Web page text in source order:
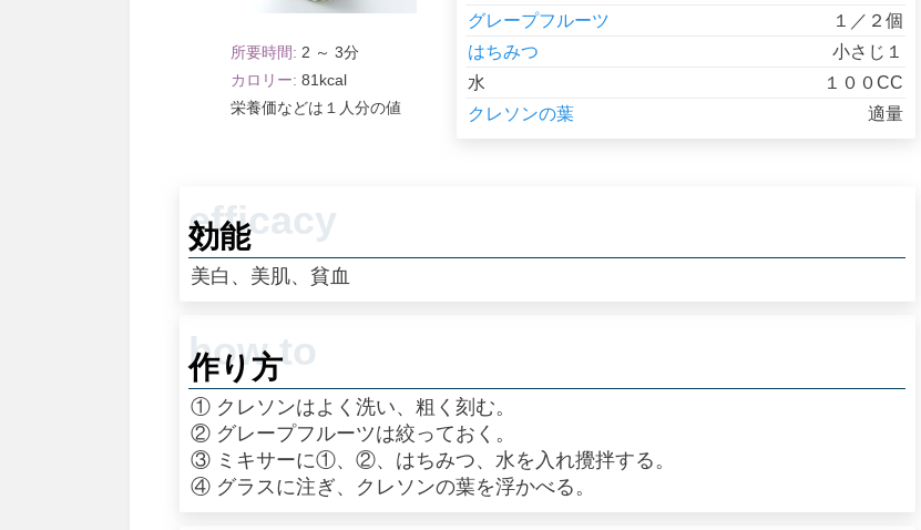
2 ～ 3
81
１人分
グレープフルーツ
１／２個
はちみつ
小さじ１
水
１００CC
クレソンの葉
適量
効能
美白、美肌、貧血
作り方
① クレソンはよく洗い、粗く刻む。
② グレープフルーツは絞っておく。
③ ミキサーに①、②、はちみつ、水を入れ攪拌する。
④ グラスに注ぎ、クレソンの葉を浮かべる。